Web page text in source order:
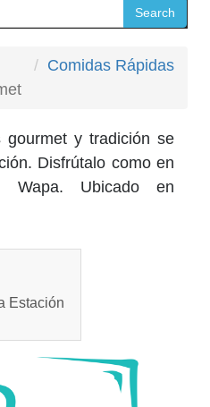
Search
Comidas Rápidas
gourmet y tradición se
Disfrútalo como en
Wapa. Ubicado en
Estación